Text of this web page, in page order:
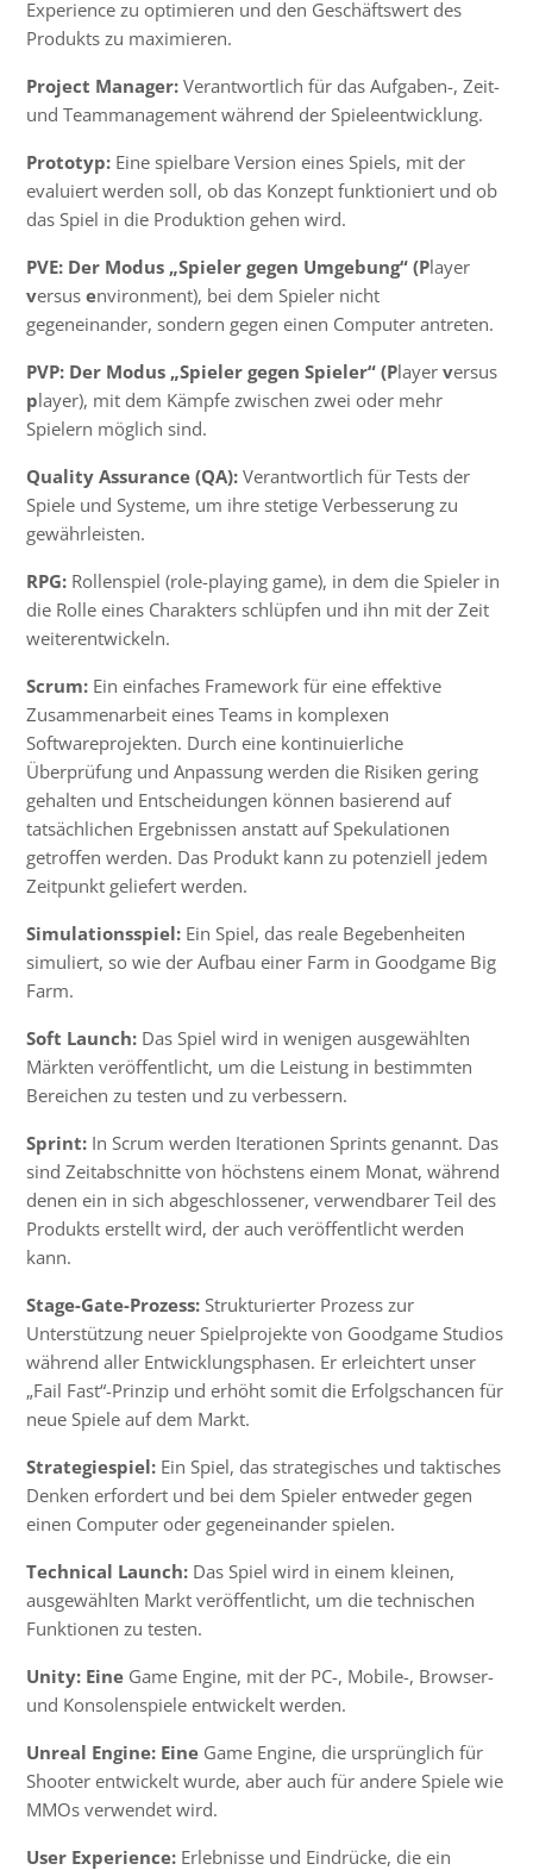
Experience zu optimieren und den Geschäftswert des
Produkts zu maximieren.
Project Manager: Verantwortlich für das Aufgaben-, Zeit-
und Teammanagement während der Spieleentwicklung.
Prototyp: Eine spielbare Version eines Spiels, mit der
evaluiert werden soll, ob das Konzept funktioniert und ob
das Spiel in die Produktion gehen wird.
PVE: Der Modus „Spieler gegen Umgebung“ (Player
versus environment), bei dem Spieler nicht
gegeneinander, sondern gegen einen Computer antreten.
PVP: Der Modus „Spieler gegen Spieler“ (Player versus
player), mit dem Kämpfe zwischen zwei oder mehr
Spielern möglich sind.
Quality Assurance (QA): Verantwortlich für Tests der
Spiele und Systeme, um ihre stetige Verbesserung zu
gewährleisten.
RPG: Rollenspiel (role-playing game), in dem die Spieler in
die Rolle eines Charakters schlüpfen und ihn mit der Zeit
weiterentwickeln.
Scrum: Ein einfaches Framework für eine effektive
Zusammenarbeit eines Teams in komplexen
Softwareprojekten. Durch eine kontinuierliche
Überprüfung und Anpassung werden die Risiken gering
gehalten und Entscheidungen können basierend auf
tatsächlichen Ergebnissen anstatt auf Spekulationen
getroffen werden. Das Produkt kann zu potenziell jedem
Zeitpunkt geliefert werden.
Simulationsspiel: Ein Spiel, das reale Begebenheiten
simuliert, so wie der Aufbau einer Farm in Goodgame Big
Farm.
Soft Launch: Das Spiel wird in wenigen ausgewählten
Märkten veröffentlicht, um die Leistung in bestimmten
Bereichen zu testen und zu verbessern.
Sprint: In Scrum werden Iterationen Sprints genannt. Das
sind Zeitabschnitte von höchstens einem Monat, während
denen ein in sich abgeschlossener, verwendbarer Teil des
Produkts erstellt wird, der auch veröffentlicht werden
kann.
Stage-Gate-Prozess: Strukturierter Prozess zur
Unterstützung neuer Spielprojekte von Goodgame Studios
während aller Entwicklungsphasen. Er erleichtert unser
„Fail Fast“-Prinzip und erhöht somit die Erfolgschancen für
neue Spiele auf dem Markt.
Strategiespiel: Ein Spiel, das strategisches und taktisches
Denken erfordert und bei dem Spieler entweder gegen
einen Computer oder gegeneinander spielen.
Technical Launch: Das Spiel wird in einem kleinen,
ausgewählten Markt veröffentlicht, um die technischen
Funktionen zu testen.
Unity: Eine Game Engine, mit der PC-, Mobile-, Browser-
und Konsolenspiele entwickelt werden.
Unreal Engine: Eine Game Engine, die ursprünglich für
Shooter entwickelt wurde, aber auch für andere Spiele wie
MMOs verwendet wird.
User Experience: Erlebnisse und Eindrücke, die ein